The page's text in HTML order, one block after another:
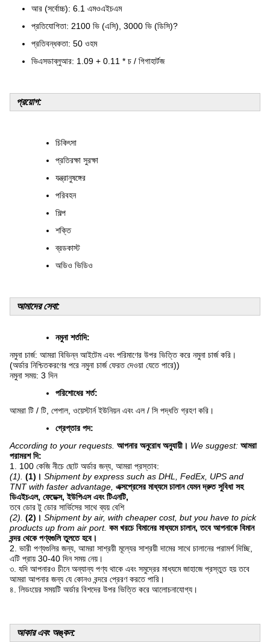
আর (সর্বোচ্চ): 6.1 এমওএইচএম
প্রতিযোগিতা: 2100 ভি (এসি), 3000 ভি (ডিসি)?
প্রতিবন্ধকতা: 50 ওহম
ভিএসডাব্লুআর: 1.09 + 0.11 * চ / গিগাহার্টজ
প্রয়োগ:
চিকিৎসা
প্রতিরক্ষা সুরক্ষা
যন্ত্রানুষঙ্গের
পরিবহন
শিল্প
শক্তি
ব্রডকাস্ট
অডিও ভিডিও
আমাদের সেবা:
নমুনা শর্তাদি:
নমুনা চার্জ: আমরা বিভিন্ন আইটেম এবং পরিমাণের উপর ভিত্তি করে নমুনা চার্জ করি।
(অর্ডার নিশ্চিতকরণের পরে নমুনা চার্জ ফেরত দেওয়া যেতে পারে))
নমুনা সময়: 3 দিন
পরিশোধের শর্ত:
আমরা টি / টি, পেপাল, ওয়েস্টার্ন ইউনিয়ন এবং এল / সি পদ্ধতি গ্রহণ করি।
গ্রেপ্তার পদ:
According to your requests. আপনার অনুরোধ অনুযায়ী। We suggest: আমরা
পরামরশ দি:
1. 100 কেজি নীচে ছোট অর্ডার জন্য, আমরা প্রস্তাব:
(1). (1)। Shipment by express such as DHL, FedEx, UPS and
TNT with faster advantage, এক্সপ্রেসের মাধ্যমে চালান যেমন দ্রুত সুবিধা সহ
ডিএইচএল, ফেডেক্স, ইউপিএস এবং টিএনটি,
তবে ডোর টু ডোর সার্ভিসের সাথে ব্যয় বেশি
(2). (2)। Shipment by air, with cheaper cost, but you have to pick
products up from air port. কম খরচে বিমানের মাধ্যমে চালান, তবে আপনাকে বিমান
বন্দর থেকে পণ্যগুলি তুলতে হবে।
2. ভারী পণ্যগুলির জন্য, আমরা সাশ্রয়ী মূল্যের সাশ্রয়ী দামের সাথে চালানের পরামর্শ দিচ্ছি,
এটি প্রায় 30-40 দিন সময় নেয়।
৩. যদি আপনারও চীনে অন্যান্য পণ্য থাকে এবং সমুদ্রের মাধ্যমে জাহাজে প্রস্তুত হয় তবে
আমরা আপনার জন্য যে কোনও বন্দরে প্রেরণ করতে পারি।
৪. লিডংয়ের সময়টি অর্ডার বিশদের উপর ভিত্তি করে আলোচনাযোগ্য।
আকার এবং অঙ্কন: